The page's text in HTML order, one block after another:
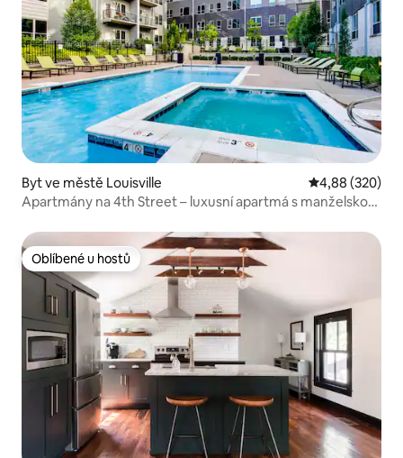
Byt ve městě Louisville Průměrné
4,88 (320)
Apartmány na 4th Street – luxusní apartmá s manželskou
Oblíbené u hostů
Oblíbené u hostů